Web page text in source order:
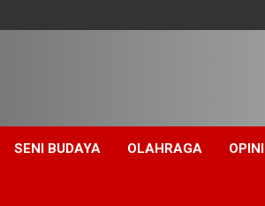
SENI BUDAYA OLAHRAGA OPINI